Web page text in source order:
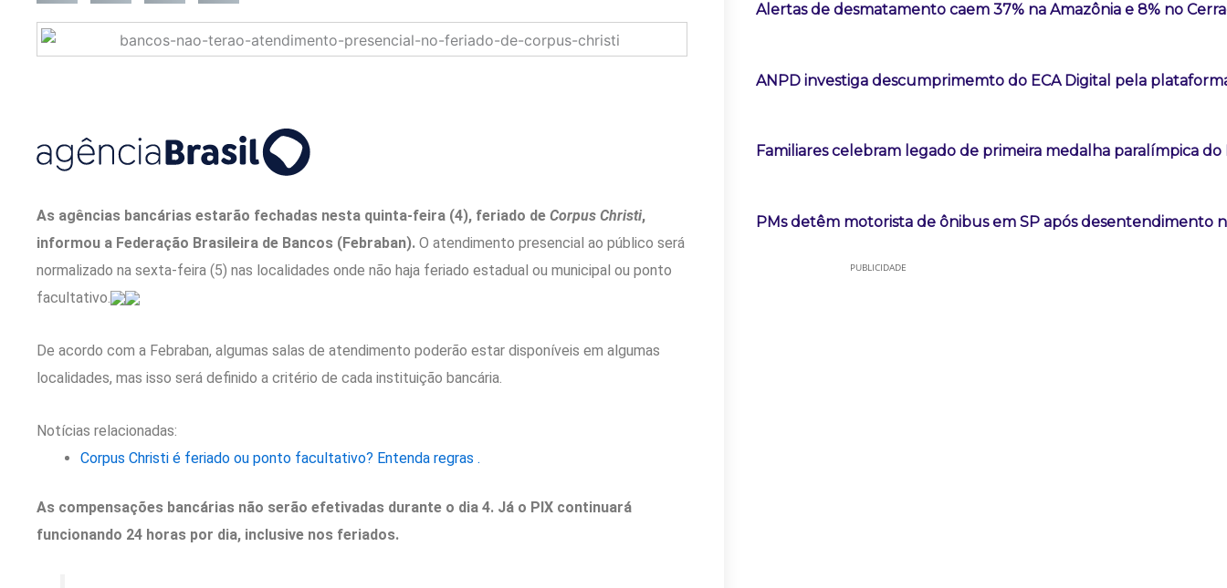
As agências bancárias estarão fechadas nesta quinta-feira (4), feriado de Corpus Christi,
informou a Federação Brasileira de Bancos (Febraban). O atendimento presencial ao público será
normalizado na sexta-feira (5) nas localidades onde não haja feriado estadual ou municipal ou ponto
facultativo.
De acordo com a Febraban, algumas salas de atendimento poderão estar disponíveis em algumas
localidades, mas isso será definido a critério de cada instituição bancária.
Notícias relacionadas:
Corpus Christi é feriado ou ponto facultativo? Entenda regras .
As compensações bancárias não serão efetivadas durante o dia 4. Já o PIX continuará
funcionando 24 horas por dia, inclusive nos feriados.
Alertas de desmatamento caem 37% na Amazônia e 8% no
ANPD investiga descumprimemto do ECA Digital pela
Familiares celebram legado de primeira medalha paralímpica do
PMs detêm motorista de ônibus em SP após desentendimento
PUBLICIDADE